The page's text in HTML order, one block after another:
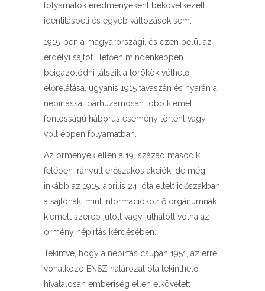
folyamatok eredményeként bekövetkezett
identitásbeli és egyéb változások sem.
1915-ben a magyarországi, és ezen belül az
erdélyi sajtót illetően mindenképpen
beigazolódni látszik a törökök vélhető
előrelátása, ugyanis 1915 tavaszán és nyarán a
népirtással párhuzamosan több kiemelt
fontosságú háborús esemény történt vagy
volt éppen folyamatban.
Az örmények ellen a 19. század második
felében irányult erőszakos akciók, de még
inkább az 1915. április 24. óta eltelt időszakban
a sajtónak, mint információközlő orgánumnak
kiemelt szerep jutott vagy juthatott volna az
örmény népirtás kérdésében.
Tekintve, hogy a népirtás csupán 1951, az erre
vonatkozó ENSZ határozat óta tekinthető
hivatalosan emberiség ellen elkövetett